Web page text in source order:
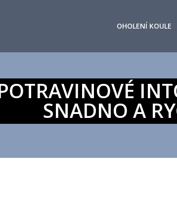
OHOLENÍ KOULE
SNADNO A